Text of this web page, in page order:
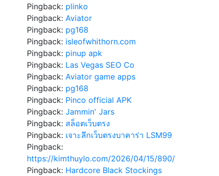
Pingback: plinko
Pingback: Aviator
Pingback: pg168
Pingback: isleofwhithorn.com
Pingback: pinup apk
Pingback: Las Vegas SEO Co
Pingback: Aviator game apps
Pingback: pg168
Pingback: Pinco official APK
Pingback: Jammin' Jars
Pingback: สล็อตเว็บตรง
Pingback: เจาะลึกเว็บตรงบาคาร่า LSM99
Pingback:
https://kimthuylo.com/2026/04/15/890/
Pingback: Hardcore Black Stockings